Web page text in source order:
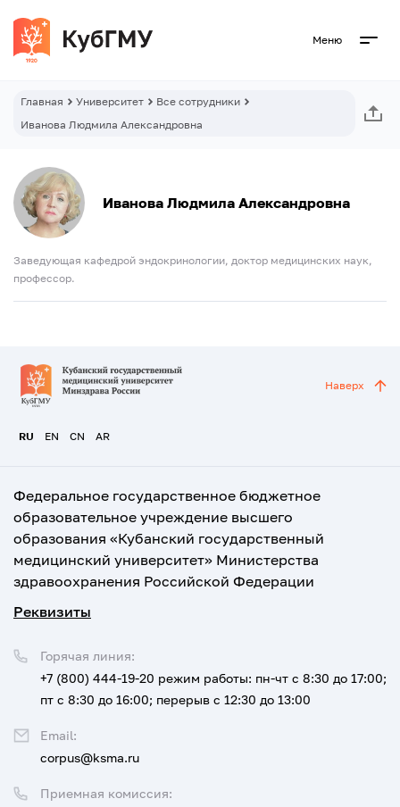
Меню
Главная Университет
Все сотрудники
Иванова Людмила Александровна
Иванова Людмила Александровна
Заведующая кафедрой эндокринологии, доктор медицинских наук,
профессор.
RU EN CN AR
Наверх
Федеральное государственное бюджетное
образовательное учреждение высшего
образования «Кубанский государственный
медицинский университет» Министерства
здравоохранения Российской Федерации
Реквизиты
Приемная комиссия:
Горячая линия:
+7 (800) 444-19-20 режим работы: пн-чт с 8:30 до 17:00;
пт с 8:30 до 16:00; перерыв с 12:30 до 13:00
Email:
corpus@ksma.ru